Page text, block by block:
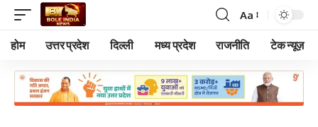
Font
Resizer
Aa
होम उत्तर प्रदेश दिल्ली मध्य प्रदेश राजनीति टेक न्यूज़